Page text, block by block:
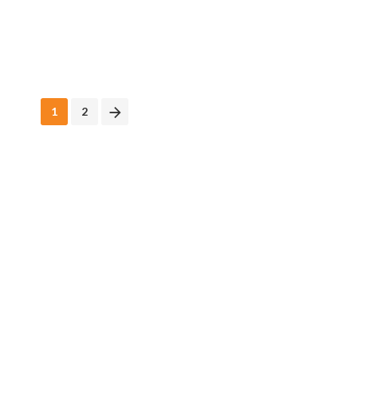
1 2